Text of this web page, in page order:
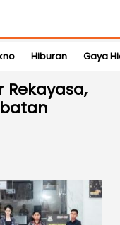
Hiburan Gaya